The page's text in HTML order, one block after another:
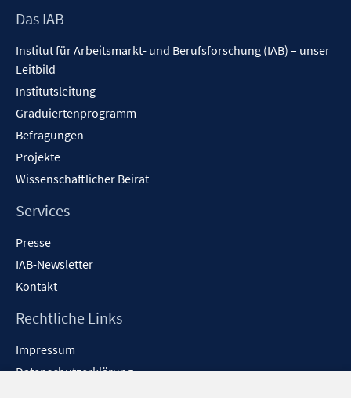
Footer
Das IAB
Institut für Arbeitsmarkt- und Berufsforschung (IAB) – unser
Leitbild
Institutsleitung
Graduiertenprogramm
Befragungen
Projekte
Wissenschaftlicher Beirat
Services
Presse
IAB-Newsletter
Kontakt
Rechtliche Links
Impressum
Datenschutzerklärung